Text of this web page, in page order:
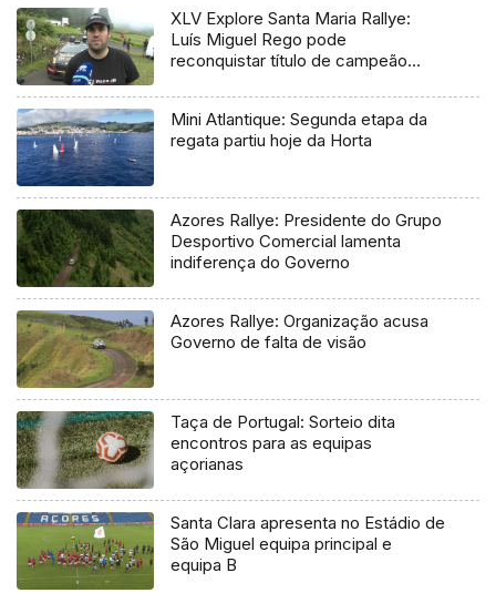
XLV Explore Santa Maria Rallye:
Luís Miguel Rego pode
reconquistar título de campeão
Mini Atlantique: Segunda etapa da
regata partiu hoje da Horta
Azores Rallye: Presidente do Grupo
Desportivo Comercial lamenta
indiferença do Governo
Azores Rallye: Organização acusa
Governo de falta de visão
Taça de Portugal: Sorteio dita
encontros para as equipas
açorianas
Santa Clara apresenta no Estádio de
São Miguel equipa principal e
equipa B